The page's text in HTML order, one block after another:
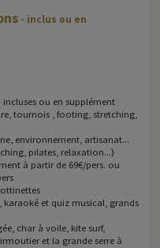
- inclus ou en
incluses ou en supplément
tournois , footing, stretching,
environnement, artisanat...
pilates, relaxation...)
à partir de 69€/pers. ou
karaoké et quiz musical, grands
char à voile, kite surf,
et la grande serre à